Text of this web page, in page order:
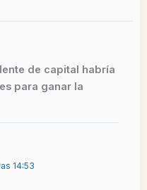
de capital habría
para ganar la
14:53